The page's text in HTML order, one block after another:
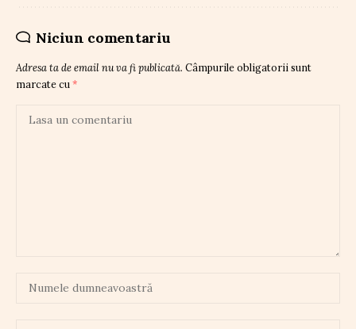
Niciun comentariu
Adresa ta de email nu va fi publicată. Câmpurile obligatorii sunt
marcate cu *